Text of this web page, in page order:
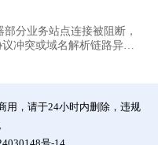
部分业务站点连接被阻断，
冲突或域名解析链路异
用，请于24小时内删除，违规